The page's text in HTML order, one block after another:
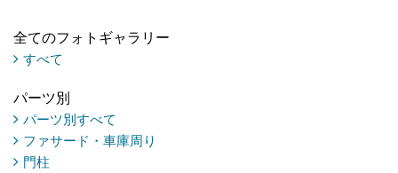
全てのフォトギャラリー
すべて
パーツ別
パーツ別すべて
ファサード・車庫周り
門柱